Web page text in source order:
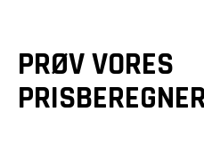
PRØV VORES